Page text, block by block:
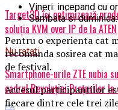
Target3D îşi optimizează
soluția KVM over IP de la ATEN
Nu ratati
Smartphone-urile ZTE nubia
cadrul Revoluției Prețurilor la
Vineri: incepand cu
Sambata si
Pentru o experienta cat
recomanda sosirea cat
de festival.
Accesul participantilor
fiecare dintre cele trei